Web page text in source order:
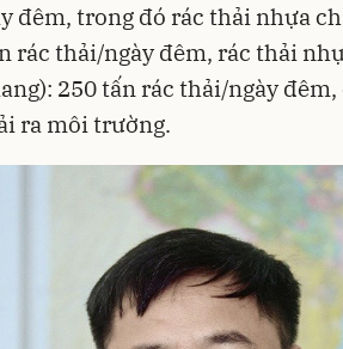
đêm, trong đó rác thải nhựa
rác thải/ngày đêm, rác thải
250 tấn rác thải/ngày
ra môi trường.